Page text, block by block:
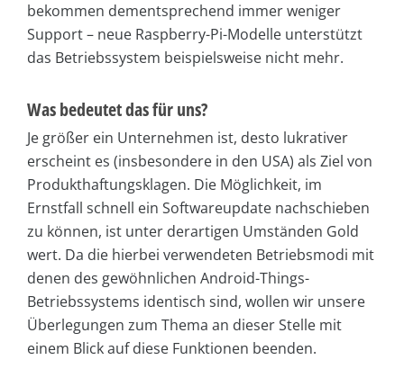
bekommen dementsprechend immer weniger
Support – neue Raspberry-Pi-Modelle unterstützt
das Betriebssystem beispielsweise nicht mehr.
Was bedeutet das für uns?
Je größer ein Unternehmen ist, desto lukrativer
erscheint es (insbesondere in den USA) als Ziel von
Produkthaftungsklagen. Die Möglichkeit, im
Ernstfall schnell ein Softwareupdate nachschieben
zu können, ist unter derartigen Umständen Gold
wert. Da die hierbei verwendeten Betriebsmodi mit
denen des gewöhnlichen Android-Things-
Betriebssystems identisch sind, wollen wir unsere
Überlegungen zum Thema an dieser Stelle mit
einem Blick auf diese Funktionen beenden.